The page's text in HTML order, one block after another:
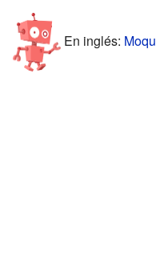
En inglés: